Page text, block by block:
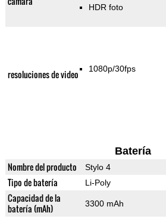
HDR foto
resoluciones de video 1080p/30fps
Batería
Nombre del producto Stylo 4
Tipo de batería Li-Poly
Capacidad de la
batería (mAh)
3300 mAh